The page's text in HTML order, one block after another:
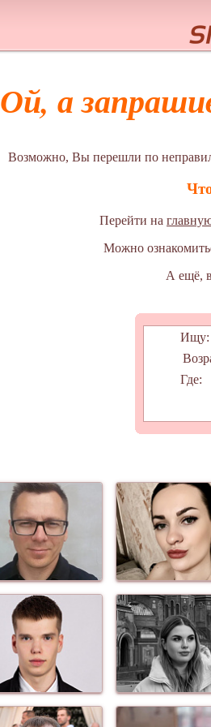
Ой, а
Возможно, Вы перешли по
Перейти на
Можно
А ещё,
Ищу:
Где: